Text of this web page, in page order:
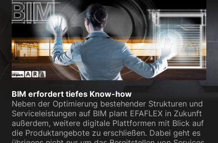
BIM erfordert tiefes Know-how
Neben der Optimierung bestehender Strukturen und
Serviceleistungen auf BIM plant EFAFLEX in Zukunft
außerdem, weitere digitale Plattformen mit Blick auf
die Produktangebote zu erschließen. Dabei geht es